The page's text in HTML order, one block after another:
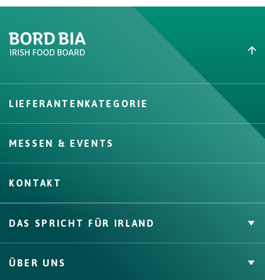
Create New List
Create
LIEFERANTENKATEGORIE
MESSEN & EVENTS
KONTAKT
DAS SPRICHT FÜR IRLAND
Zahlen & Fakten
ÜBER UNS